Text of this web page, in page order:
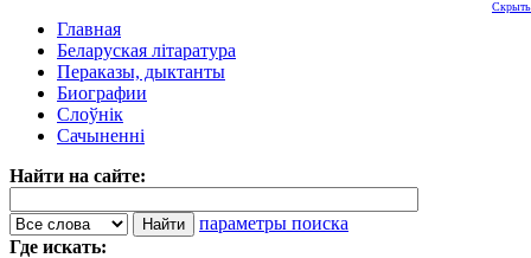
Главная
Беларуская літаратура
Пераказы, дыктанты
Биографии
Слоўнік
Сачыненні
Найти на сайте:
параметры поиска
Где искать:
Скрыть